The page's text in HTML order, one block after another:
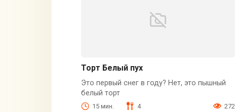
Торт Белый пух
Это первый снег в году? Нет, это пышный
белый торт
15 мин. 4 272